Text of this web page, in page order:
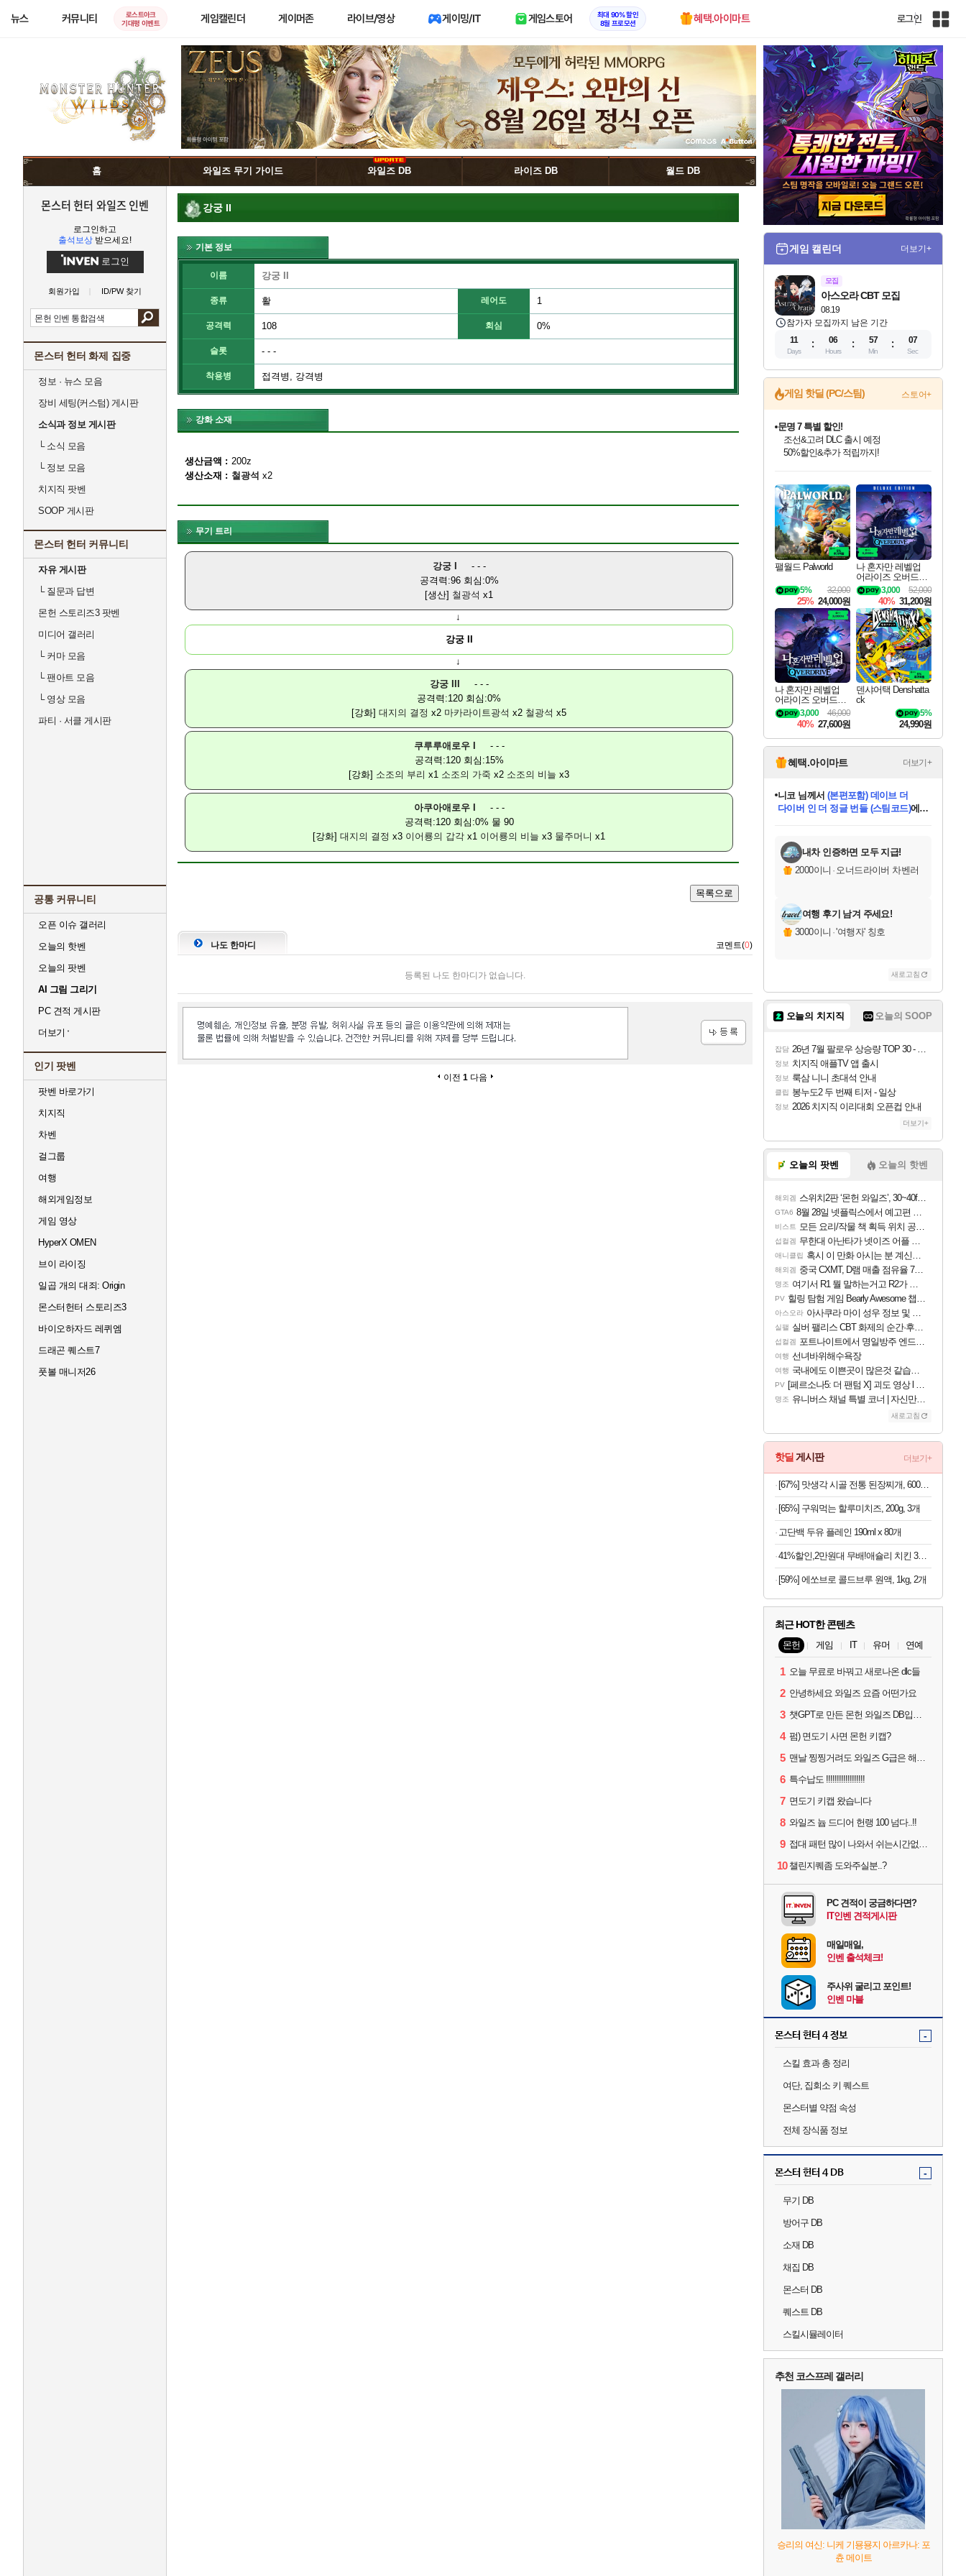
뉴스 커뮤니티
로스트아크
기대평 이벤트
게임캘린더 게이머존 라이브/영상 게이밍/IT 게임스토어
최대 90% 할인
8월 프로모션
혜택.아이마트 로그인
인
전
이
트
맵
홈 와일즈 무기 가이드 와일즈 DB 라이즈 DB 월드 DB
몬스터 헌터 와일즈 인벤
로그인하고
출석보상 받으세요!
로그인
회원가입 ID/PW 찾기
몬스터 헌터 화제 집중
정보 · 뉴스 모음
장비 세팅(커스텀) 게시판
소식과 정보 게시판
└소식 모음
└정보 모음
치지직 팟벤
SOOP 게시판
몬스터 헌터 커뮤니티
자유 게시판
└질문과 답변
몬헌 스토리즈3 팟벤
미디어 갤러리
└커마 모음
└팬아트 모음
└영상 모음
파티 · 서클 게시판
공통 커뮤니티
오픈 이슈 갤러리
오늘의 핫벤
오늘의 팟벤
AI 그림 그리기
PC 견적 게시판
더보기
인기 팟벤
팟벤 바로가기
치지직
차벤
걸그룹
여행
해외게임정보
게임 영상
HyperX OMEN
브이 라이징
일곱 개의 대죄: Origin
몬스터헌터 스토리즈3
바이오하자드 레퀴엠
드래곤 퀘스트7
풋볼 매니저26
강궁 II
기본 정보
이름 강궁 II
종류 활 레어도 1
공격력 108 회심 0%
슬롯 - - -
착용병 접격병, 강격병
강화 소재
생산금액
200z
생산소재
철광석 x2
무기 트리
강궁 I
- - -
공격력:96 회심:0%
[생산] 철광석 x1
↓
강궁 II
↓
강궁 III
- - -
공격력:120 회심:0%
[강화] 대지의 결정 x2 마카라이트광석 x2 철광석 x5
쿠루루애로우 I
- - -
공격력:120 회심:15%
[강화] 소조의 부리 x1 소조의 가죽 x2 소조의 비늘 x3
아쿠아애로우 I
- - -
공격력:120 회심:0% 물 90
[강화] 대지의 결정 x3 이어룡의 갑각 x1 이어룡의 비늘 x3 물주머니 x1
목록으로
나도 한마디 코멘트(0)
등록된 나도 한마디가 없습니다.
이전 1 다음
게임 캘린더 더보기+
모집
08.19
아스오라 CBT 모집
참가자 모집까지 남은 기간
11
Days
06
Hours
57
Min
06
Sec
게임 핫딜 (PC/스팀) 스토어+
최대 90% 할인가를 만나보세요!
네이버혜택과 함께 만나보세요!
50%할인&추가 적립까지!
마블 투혼 파이팅 소울즈 정식출시!
마블 히어로 총 출동&화려한 격투!
네이버 포인트 혜택까지!
이니&베니 혜택까지!
네이버 혜택가와 함께 예약하세요!
할인&네이버혜택으로 만나보세요!
네이버페이 혜택과 만나보세요!
40주년 프로모션으로 만나보세요!
할인가에 만나보세요!
일부 에디션 상시 할인!
혜택으로 예약 판매 중
편안하게 충전하세요
팰월드 Palworld
32,000
5%
25% 24,000원
나 혼자만 레벨업
어라이즈 오버드라
이브 디럭스 에디션
Solo Leveling Arise
Overdrive Deluxe Edi
tion
52,000
3,000
40% 31,200원
나 혼자만 레벨업
어라이즈 오버드라
이브 Solo Leveling A
rise
46,000
3,000
40% 27,600원
덴샤어택 Denshatta
ck
5%
24,990원
혜택.아이마트 더보기+
교환.
당첨되셨습니다.
니코님께서 (본편포함) 데이브 더
다이버 인 더 정글 번들 (스팀코드)에
당첨되셨습니다.
당첨되셨습니다.
당첨되셨습니다.
당첨되셨습니다.
당첨되셨습니다.
에디션 (스팀코드)를 교환.
당첨되셨습니다.
내차 인증하면 모두 지급!
2000이니 · 오너드라이버 차벤러
여행 후기 남겨 주세요!
3000이니 ·'여행자' 칭호
새로고침
오늘의 치지직 오늘의 SOOP
잡담 26년 7월 팔로우 상승량 TOP 30 - 월간 치지직
정보 치지직 애플TV 앱 출시
정보 룩삼 니니 초대석 안내
클립 봉누도2 두 번째 티저 - 일상
정보 2026 치지직 이리대회 오픈컵 안내
더보기+
오늘의 팟벤 오늘의 핫벤
해외겜 스위치2판 ‘몬헌 와일즈’, 30~40fps 목표 추정
GTA6 8월 28일 넷플릭스에서 예고편 공개 예정
비스트 모든 요리/작물 책 획득 위치 공략 (36개) - 미식가 도전과제
섭컬겜 무한대 아난타가 넷이즈 어플 달력에 일정 등록
애니클립 혹시 이 만화 아시는 분 계신가요
해외겜 중국 CXMT, D램 매출 점유율 7%…글로벌 4위로 부상
명조 여기서 R1 뭘 말하는거고 R2가 뭘말하는걸까요?
PV 힐링 탐험 게임 Bearly Awesome 챕터 1 트레일러
아스오라 아사쿠라 마이 성우 정보 및 주요 필모
실팰 실버 팰리스 CBT 화제의 순간·후기 모음
섭컬겜 포트나이트에서 명일방주 엔드필드 [펠리카] 판매 예정
여행 선녀바위해수욕장
여행 국내에도 이쁜곳이 많은것 같습니다
PV [페르소나5: 더 팬텀 X] 괴도 영상 l 타카마키 안·댄싱 스타
명조 유니버스 채널 특별 코너 | 자신만의 스타일
새로고침
핫딜 게시판 더보기+
[67%] 맛생각 시골 전통 된장찌개, 600g, 5개
[65%] 구워먹는 할루미치즈, 200g, 3개
고단백 두유 플레인 190ml x 80개
41%할인,2만원대 무배!애슐리 치킨 3종 세트, 치킨너겟 1kg + 통살치킨 500g + 닭강정 500g, 1세트
[59%] 에쏘브로 콜드브루 원액, 1kg, 2개
최근 HOT한 콘텐츠
몬헌 게임 IT 유머 연예
1 오늘 무료로 바꿔고 새로나온 dlc들
2 안녕하세요 와일즈 요즘 어떤가요
3 챗GPT로 만든 몬헌 와일즈 DB입니다.
4 펌) 면도기 사면 몬헌 키캡?
5 맨날 찡찡거려도 와일즈 G급은 해야하니까 접속 jpg
6 특수납도 !!!!!!!!!!!!!!!!!!
7 면도기 키캡 왔습니다
8 와일즈 늅 드디어 헌랭 100 넘다..!!
9 접대 패턴 많이 나와서 쉬는시간없이 빡딜한것같은데..
10 챌린지퀘좀 도와주실분..?
PC 견적이 궁금하다면?
IT인벤 견적게시판
매일매일,
인벤 출석체크!
주사위 굴리고 포인트!
인벤 마블
몬스터 헌터 4 정보 -
스킬 효과 총 정리
여단, 집회소 키 퀘스트
몬스터별 약점 속성
전체 장식품 정보
몬스터 헌터 4 DB -
무기 DB
방어구 DB
소재 DB
채집 DB
몬스터 DB
퀘스트 DB
스킬시뮬레이터
추천 코스프레 갤러리
승리의 여신: 니케 기묭묭지 아르카나: 포
츈 메이트